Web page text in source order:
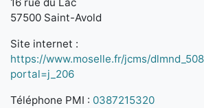
57500 Saint-Avold
Site internet :
https://www.moselle.fr/jcms/
portal=j_206
Téléphone PMI : 0387215320